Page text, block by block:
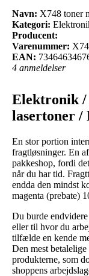
Navn: X748 toner
Kategori:
Producent:
Varenummer:
EAN:
4 anmeldelser
Elektronik
lasertoner /
En stor portion
fragtløsninger. En
pakkeshop, fordi
når du har tid.
endda den mindst
magenta (prebate)
Du burde
eller til hvor du
tilfælde en kende
Den mest
produkterne, som
shoppens